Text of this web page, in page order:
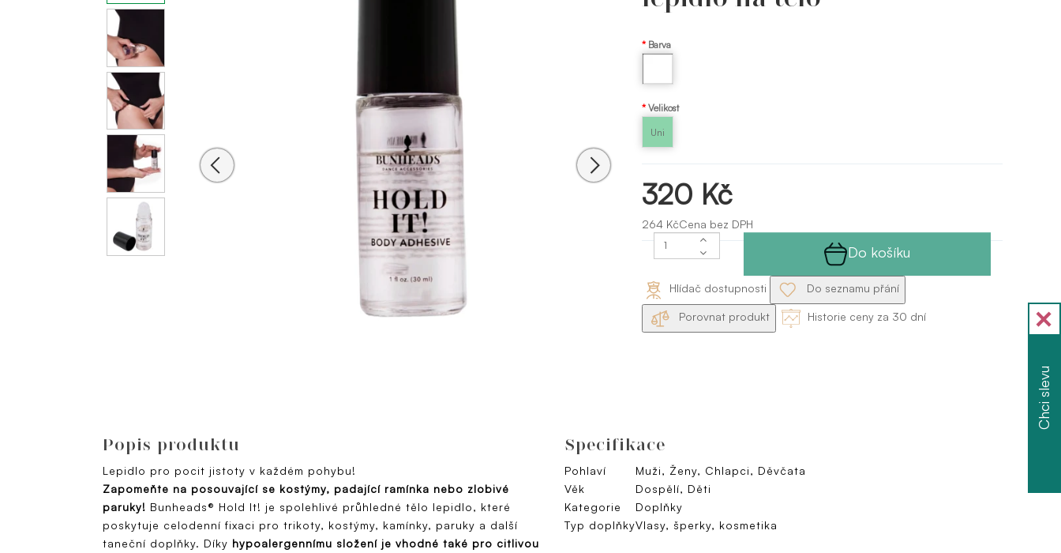
Barva
Velikost
Uni
320 Kč
264 KčCena bez DPH
Do košíku
Hlídač dostupnosti Do seznamu přání
Porovnat produkt Historie ceny za 30 dní
Popis produktu
Lepidlo pro pocit jistoty v každém pohybu!
Zapomeňte na posouvající se kostýmy, padající ramínka nebo zlobivé
paruky! Bunheads® Hold It! je spolehlivé průhledné tělo lepidlo, které
poskytuje celodenní fixaci pro trikoty, kostýmy, kamínky, paruky a další
taneční doplňky. Díky hypoalergennímu složení je vhodné také pro citlivou
Specifikace
Pohlaví
Muži, Ženy, Chlapci, Děvčata
Věk
Dospělí, Děti
Kategorie
Doplňky
Typ doplňkyVlasy, šperky, kosmetika
Chci slevu